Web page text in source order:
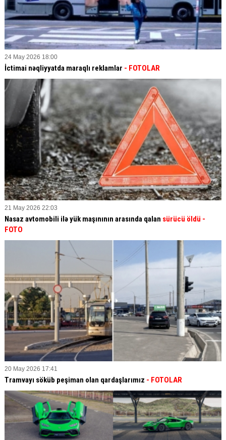
24 May 2026 18:00
İctimai nəqliyyatda maraqlı reklamlar - FOTOLAR
21 May 2026 22:03
Nasaz avtomobili ilə yük maşınının arasında qalan sürücü öldü -
FOTO
20 May 2026 17:41
Tramvayı söküb peşiman olan qardaşlarımız - FOTOLAR